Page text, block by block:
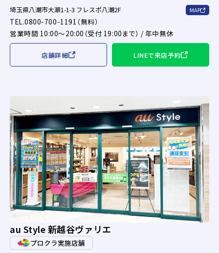
埼玉県八潮市大瀬1-1-3 フレスポ八潮2F MAP
TEL.0800-700-1191（無料）
営業時間 10:00～20:00（受付 19:00まで） / 年中無休
店舗詳細 LINEで来店予約
au Style 新越谷ヴァリエ
プロクラ実施店舗